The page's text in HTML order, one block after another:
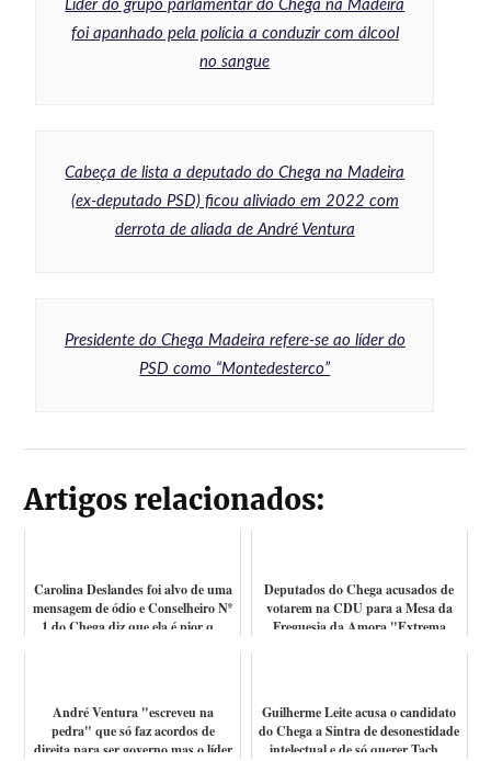
Líder do grupo parlamentar do Chega na Madeira
foi apanhado pela polícia a conduzir com álcool
no sangue
Cabeça de lista a deputado do Chega na Madeira
(ex-deputado PSD) ficou aliviado em 2022 com
derrota de aliada de André Ventura
Presidente do Chega Madeira refere-se ao líder do
PSD como “Montedesterco”
Artigos relacionados:
Carolina Deslandes foi alvo de uma
mensagem de ódio e Conselheiro Nº
1 do Chega diz que ela é pior q...
Deputados do Chega acusados de
votarem na CDU para a Mesa da
Freguesia da Amora "Extrema
André Ventura "escreveu na
pedra" que só faz acordos de
direita para ser governo mas o líder
Guilherme Leite acusa o candidato
do Chega a Sintra de desonestidade
intelectual e de só querer Tach...